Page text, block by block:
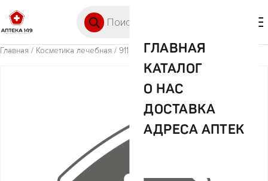
ГЛАВНАЯ
КАТАЛОГ
О НАС
ДОСТАВКА
АДРЕСА АПТЕК
Главная / Косметика лечебная / 911 Окопник растирка д/тела 150мл